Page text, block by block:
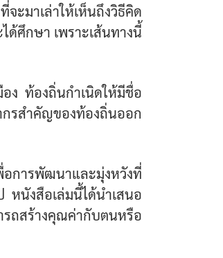
จะมาเล่าให้เห็นถึงวิธีคิด
ด้ศึกษา เพราะเส้นทางนี้
ง ท้องถิ่นกำเนิดให้มีชื่อ
รสำคัญของท้องถิ่นออก
อการพัฒนาและมุ่งหวังที่
หนังสือเล่มนี้ได้นำเสนอ
รถสร้างคุณค่ากับตนหรือ